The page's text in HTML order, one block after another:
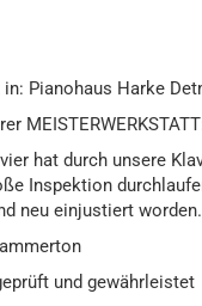
Pianohaus Harke
hat durch unsere
Inspektion
neu einjustiert worden.
und gewährleistet